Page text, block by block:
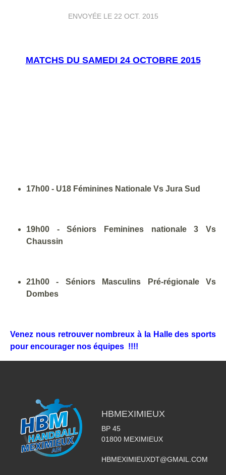
ENVOYÉE LE 22 OCT. 2015
MATCHSDU SAMEDI 24 OCTOBRE 2015
17h00 - U18 Féminines Nationale Vs Jura Sud
19h00 - Séniors Feminines nationale 3 Vs
Chaussin
21h00 - Séniors Masculins Pré-régionale Vs
Dombes
Venez nous retrouver nombreux à la Halle des sports
pour encourager nos équipes !!!!
HBMEXIMIEUX
BP 45
01800 MEXIMIEUX
HBMEXIMIEUXDT@GMAIL.COM